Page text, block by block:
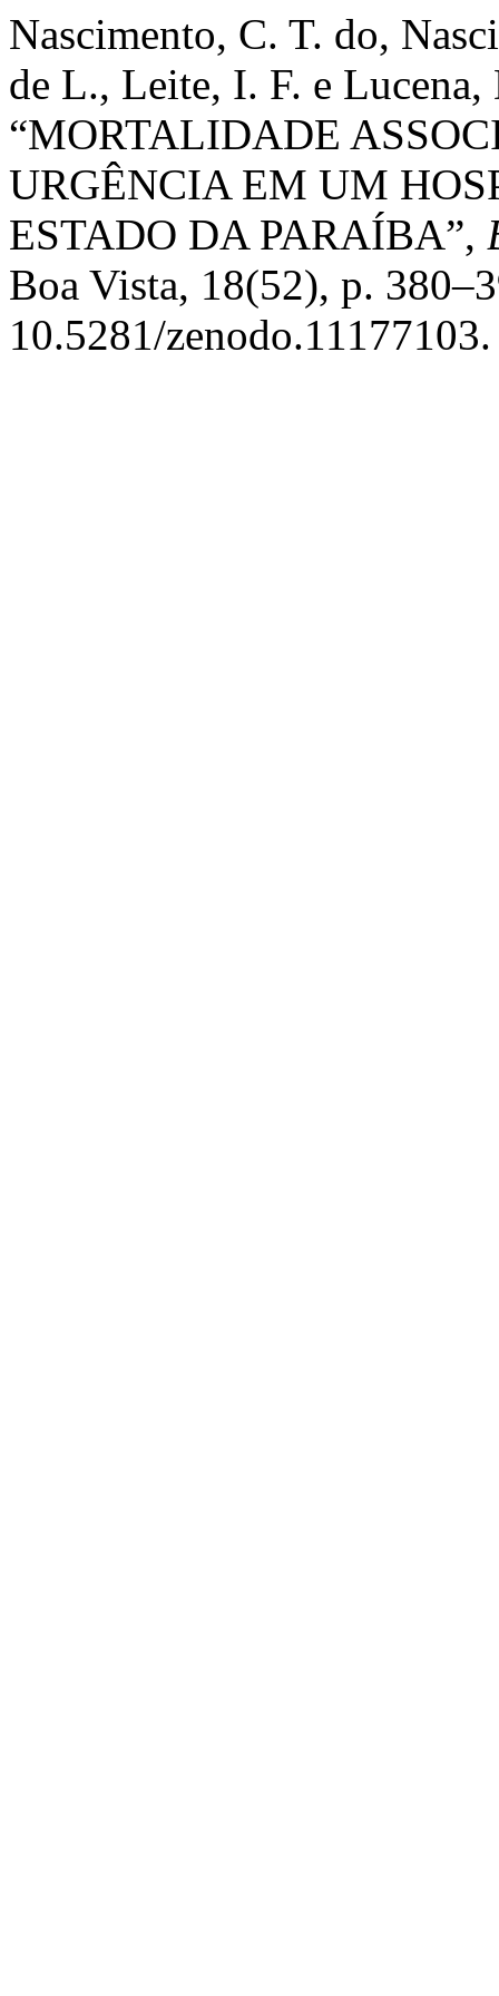
Nascimento, C. T. do,
de L., Leite, I. F. e
“MORTALIDADE
URGÊNCIA EM UM
ESTADO DA PARAÍBA”,
Boa Vista, 18(52), p.
10.5281/zenodo.11177103.